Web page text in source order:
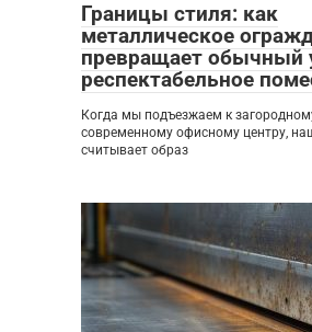
Границы стиля: как
металлическое
превращает обычный
респектабельное
Когда мы подъезжаем к
современному офисному центру,
считывает образ